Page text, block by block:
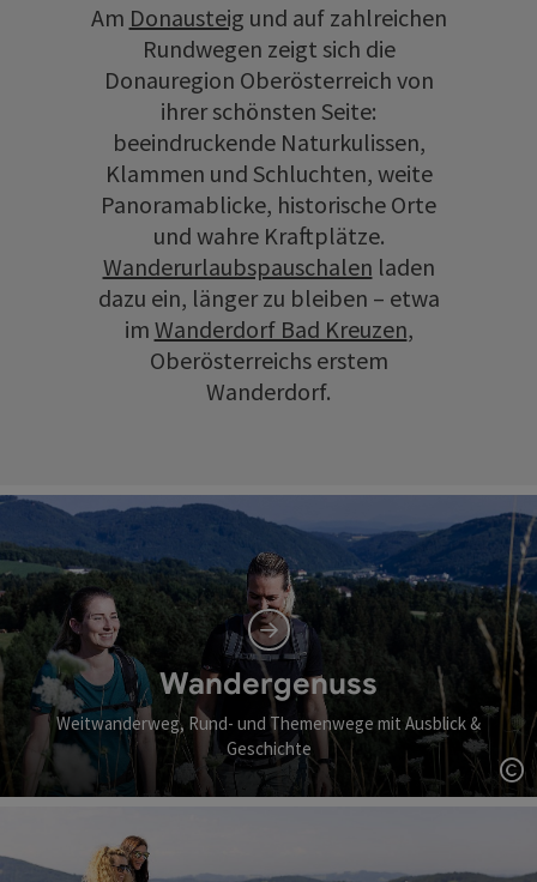
Am Donausteig und auf zahlreichen
Rundwegen zeigt sich die
Donauregion Oberösterreich von
ihrer schönsten Seite:
beeindruckende Naturkulissen,
Klammen und Schluchten, weite
Panoramablicke, historische Orte
und wahre Kraftplätze.
Wanderurlaubspauschalen laden
dazu ein, länger zu bleiben – etwa
im Wanderdorf Bad Kreuzen,
Oberösterreichs erstem
Wanderdorf.
Wandergenuss
Weitwanderweg, Rund- und Themenwege mit Ausblick &
Geschichte